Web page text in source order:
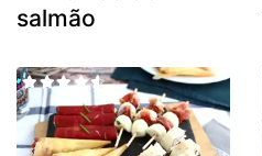
salmão